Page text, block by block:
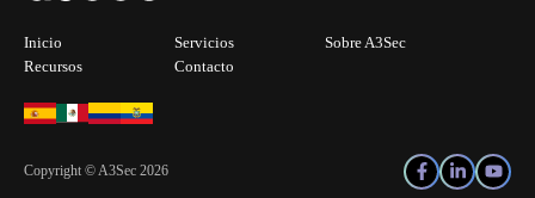
Inicio Servicios
Sobre A3Sec
Recursos
Contacto
Copyright © A3Sec 2026